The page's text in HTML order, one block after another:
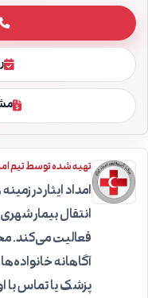
تهیه شده توسط تیم
امداد ایثار در
انتقال بیمار
فعالیت می‌کند.
آگاهانه